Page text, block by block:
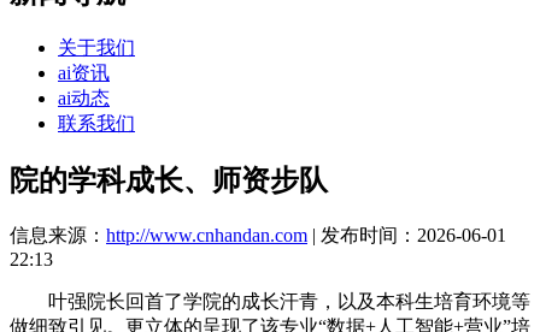
关于我们
ai资讯
ai动态
联系我们
院的学科成长、师资步队
信息来源： http://www.cnhandan.com | 发布时间：2026-06-01
22:13
叶强院长回首了学院的成长汗青，以及本科生培育环境等
做细致引见。更立体的呈现了该专业“数据+人工智能+营业”培